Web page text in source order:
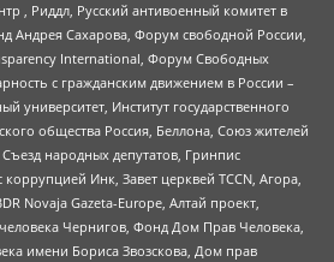
, Риддл, Русский антивоенный комитет в
Андрея Сахарова, Форум свободной России,
International, Форум Свободных
с гражданским движением в России –
университет, Институт государственного
общества Россия, Беллона, Союз жителей
народных депутатов, Гринпис
Инк, Завет церквей TCCN, Агора,
Novaja Gazeta-Europe, Алтай проект,
Чернигов, Фонд Дом Прав Человека,
имени Бориса Звозскова, Дом прав